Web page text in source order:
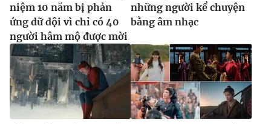
niệm 10 năm bị phản
ứng dữ dội vì chỉ có 40
người hâm mộ được mời
những người kể chuyện
bằng âm nhạc